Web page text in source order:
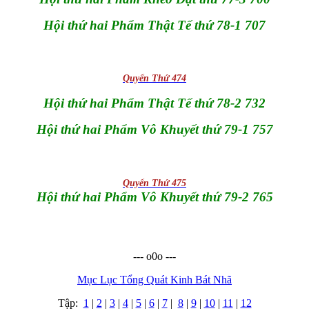
Hội thứ hai Phẩm Thật Tế thứ 78-1 707
Quyển Thứ 474
Hội thứ hai Phẩm Thật Tế thứ 78-2 732
Hội thứ hai Phẩm Vô Khuyết thứ 79-1 757
Quyển Thứ 475
Hội thứ hai Phẩm Vô Khuyết thứ 79-2 765
--- o0o ---
Mục Lục Tổng Quát Kinh Bát Nhã
Tập: 1 | 2 | 3| 4| 5| 6| 7| 8| 9| 10| 11 | 12